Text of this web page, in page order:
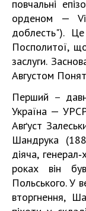
повчальні
орденом —
доблесть").
Посполитої,
заслуги.
Августом
Перший －
Україна —
Авґуст
Шандрука
діяча,
роках він
Польського. У
вторгнення,